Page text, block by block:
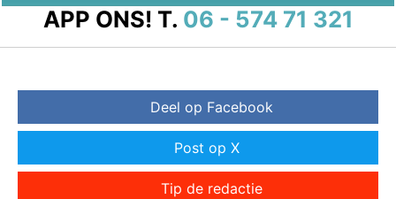
APP ONS! T. 06 - 574 71 321
Deel op Facebook
Post op X
Tip de redactie